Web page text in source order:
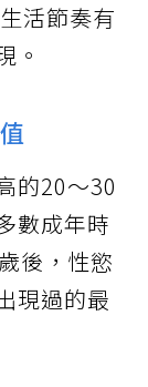
活節奏有
。
的20～30
數成年時
後，性慾
現過的最